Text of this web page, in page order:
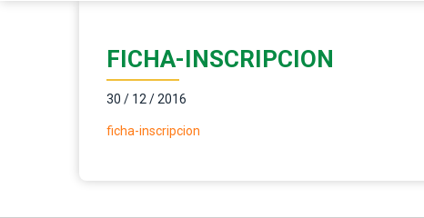
FICHA-INSCRIPCION
30 / 12 / 2016
ficha-inscripcion